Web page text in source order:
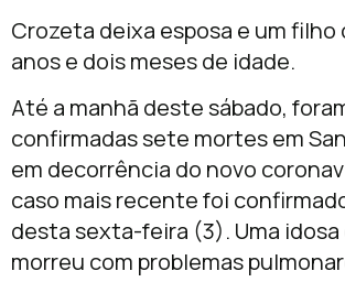
Crozeta deixa esposa e um filho
anos e dois meses de idade.
Até a manhã deste sábado,
confirmadas sete mortes em
em decorrência do novo
caso mais recente foi
desta sexta-feira (3). Uma idosa
morreu com problemas